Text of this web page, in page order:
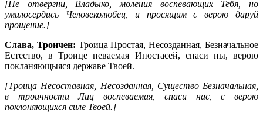
[Не отвергни, Владыко, моления воспевающих Тебя, но
умилосердись Человеколюбец, и просящим с верою даруй
прощение.]
Слава, Троичен: Троица Простая, Несозданная, Безначальное
Естество, в Троице певаемая Ипостасей, спаси ны, верою
покланяющыяся державе Твоей.
[Троица Несоставная, Несозданная, Существо Безначальная,
в троичности Лиц воспеваемая, спаси нас, с верою
поклоняющихся силе Твоей.]